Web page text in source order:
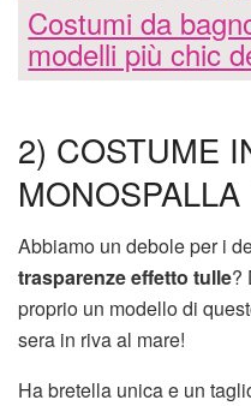
Costumi da
modelli più chic
2) COSTUME
Abbiamo un debole per i
trasparenze effetto tulle?
proprio un modello di
sera in riva al mare!
Ha bretella unica e un